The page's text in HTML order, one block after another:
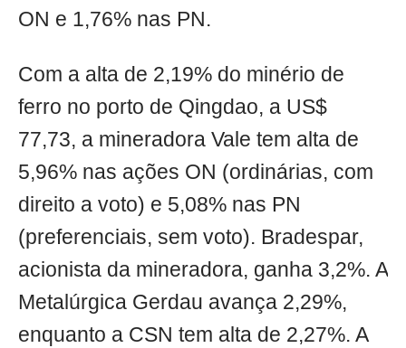
ON e 1,76% nas PN.
Com a alta de 2,19% do minério de
ferro no porto de Qingdao, a US$
77,73, a mineradora Vale tem alta de
5,96% nas ações ON (ordinárias, com
direito a voto) e 5,08% nas PN
(preferenciais, sem voto). Bradespar,
acionista da mineradora, ganha 3,2%. A
Metalúrgica Gerdau avança 2,29%,
enquanto a CSN tem alta de 2,27%. A